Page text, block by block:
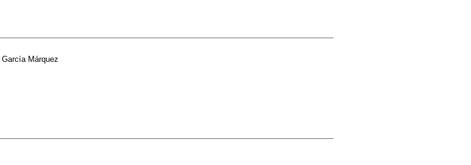
García Márquez